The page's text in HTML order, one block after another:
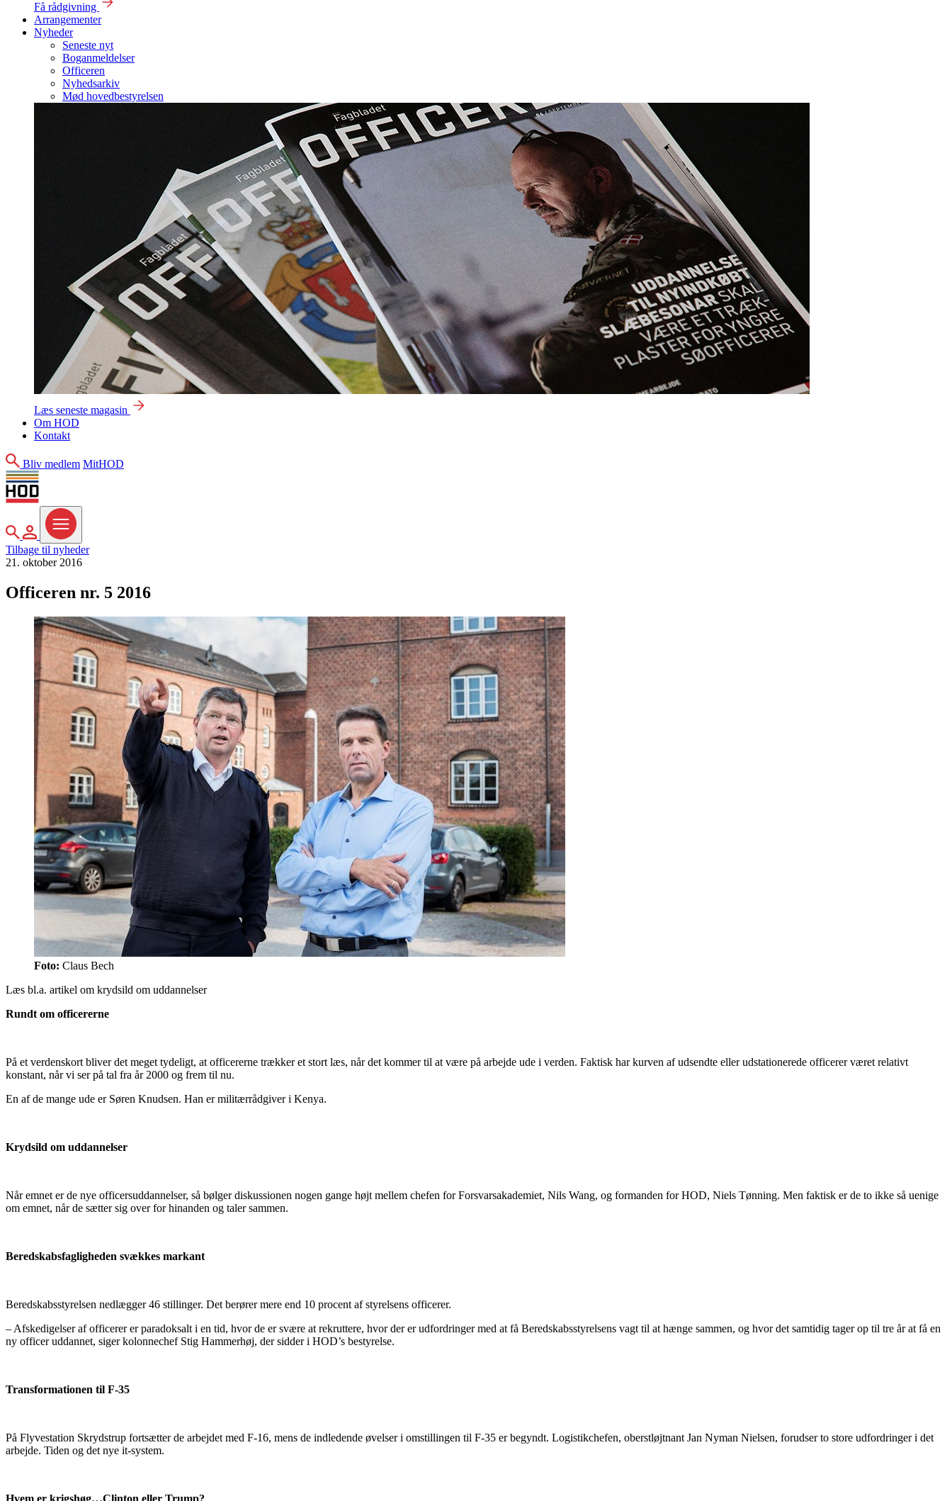
Få rådgivning
Arrangementer
Nyheder
Seneste nyt
Boganmeldelser
Officeren
Nyhedsarkiv
Mød hovedbestyrelsen
Læs seneste magasin
Om HOD
Kontakt
Søg
Bliv medlem MitHOD
MitHOD
Menu
Tilbage til nyheder
21. oktober 2016
Officeren nr. 5 2016
Foto: Claus Bech
Læs bl.a. artikel om krydsild om uddannelser
Rundt om officererne
På et verdenskort bliver det meget tydeligt, at officererne trækker et stort læs, når det kommer til at være på arbejde ude i verden. Faktisk har kurven af udsendte eller udstationerede officerer været relativt
konstant, når vi ser på tal fra år 2000 og frem til nu.
En af de mange ude er Søren Knudsen. Han er militærrådgiver i Kenya.
Krydsild om uddannelser
Når emnet er de nye officersuddannelser, så bølger diskussionen nogen gange højt mellem chefen for Forsvarsakademiet, Nils Wang, og formanden for HOD, Niels Tønning. Men faktisk er de to ikke så uenige
om emnet, når de sætter sig over for hinanden og taler sammen.
Beredskabsfagligheden svækkes markant
Beredskabsstyrelsen nedlægger 46 stillinger. Det berører mere end 10 procent af styrelsens officerer.
– Afskedigelser af officerer er paradoksalt i en tid, hvor de er svære at rekruttere, hvor der er udfordringer med at få Beredskabsstyrelsens vagt til at hænge sammen, og hvor det samtidig tager op til tre år at få en
ny officer uddannet, siger kolonnechef Stig Hammerhøj, der sidder i HOD’s bestyrelse.
Transformationen til F-35
På Flyvestation Skrydstrup fortsætter de arbejdet med F-16, mens de indledende øvelser i omstillingen til F-35 er begyndt. Logistikchefen, oberstløjtnant Jan Nyman Nielsen, forudser to store udfordringer i det
arbejde. Tiden og det nye it-system.
Hvem er krigshøg…Clinton eller Trump?